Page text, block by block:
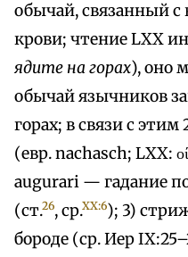
обычай, связанный с
крови; чтение LXX
ядите на гopax), оно
обычай язычников
горах; в связи с этим
(евр. nachasch; LXX:
augurari — гадание
(ст.26, ср.XX:6); 3)
бороде (ср. Иер